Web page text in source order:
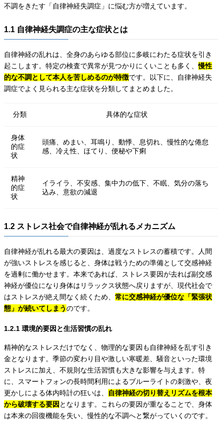
不調をきたす「自律神経失調症」に悩む方が増えています。
1.1 自律神経失調症の主な症状とは
自律神経の乱れは、全身のあらゆる部位に多岐にわたる症状を引き
起こします。特定の検査で異常が見つかりにくいことも多く、慢性
的な不調として本人を苦しめるのが特徴です。以下に、自律神経失
調症でよく見られる主な症状を分類してまとめました。
分類 具体的な症状
身体
的症
状
頭痛、めまい、耳鳴り、動悸、息切れ、慢性的な倦怠
感、冷え性、ほてり、便秘や下痢
精神
的症
状
イライラ、不安感、集中力の低下、不眠、気分の落ち
込み、意欲の減退
1.2 ストレス社会で自律神経が乱れるメカニズム
自律神経が乱れる最大の要因は、過度なストレスの蓄積です。人間
が強いストレスを感じると、身体は戦うための準備として交感神経
を過剰に働かせます。本来であれば、ストレス要因が去れば副交感
神経が優位になり身体はリラックス状態へ戻りますが、現代社会で
はストレスが絶え間なく続くため、 常に交感神経が優位な「緊張状
態」が続いてしまうのです。
1.2.1 環境的要因と生活習慣の乱れ
精神的なストレスだけでなく、物理的な要因も自律神経を乱す引き
金となります。季節の変わり目や激しい寒暖差、騒音といった環境
ストレスに加え、不規則な生活習慣も大きな影響を与えます。特
に、スマートフォンの長時間利用によるブルーライトの刺激や、夜
更かしによる体内時計の狂いは、
自律神経の切り替えリズムを根本
から破壊する要因 となります。これらの要因が重なることで、身体
は本来の回復機能を失い、慢性的な不調へと繋がっていくのです。